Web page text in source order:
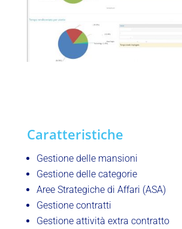
Caratteristiche
Gestione delle mansioni
Gestione delle categorie
Aree Strategiche di Affari (ASA)
Gestione contratti
Gestione attività extra contratto